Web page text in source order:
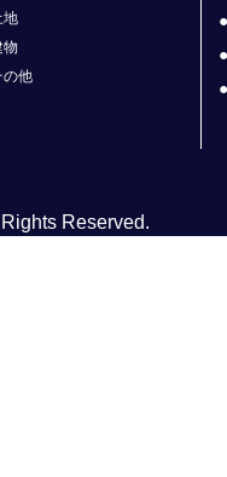
地
物
の他
Reserved.